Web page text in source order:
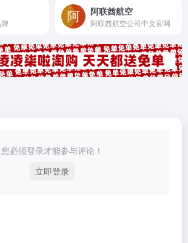
阿联酋航空
阿联酋航空公司中文官网
您必须登录才能参与评论！
立即登录